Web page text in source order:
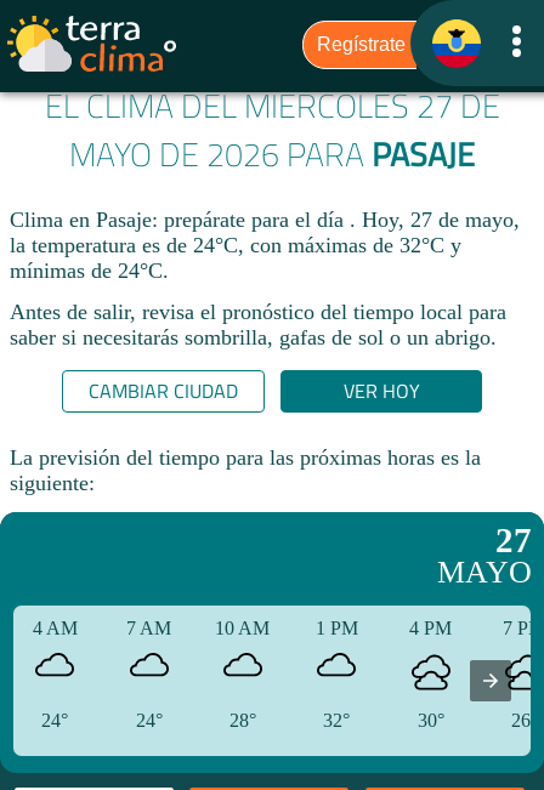
EL CLIMA DEL MIÉRCOLES 27 DE
MAYO DE 2026 PARA PASAJE
Clima en Pasaje: prepárate para el día . Hoy, 27 de mayo,
la temperatura es de 24°C, con máximas de 32°C y
mínimas de 24°C.
Antes de salir, revisa el pronóstico del tiempo local para
saber si necesitarás sombrilla, gafas de sol o un abrigo.
CAMBIAR CIUDAD VER HOY
La previsión del tiempo para las próximas horas es la
siguiente:
27
MAYO
4 AM
24°
7 AM
24°
10 AM
28°
1 PM
32°
4 PM
30°
7
26°